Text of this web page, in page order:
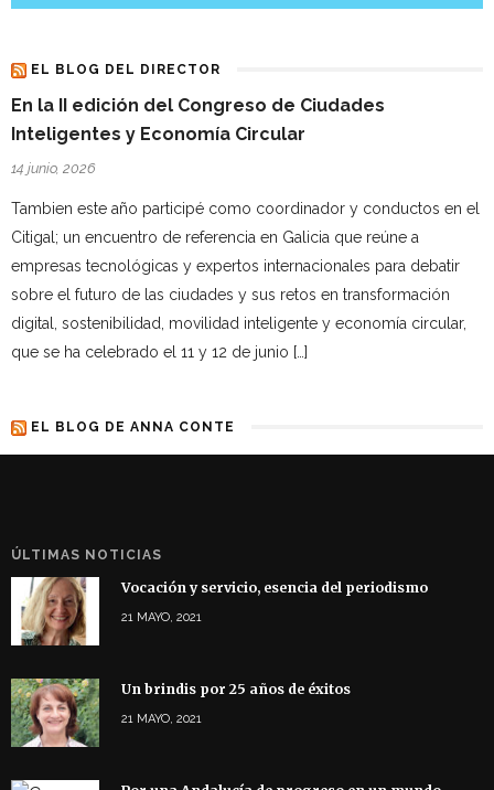
EL BLOG DEL DIRECTOR
En la II edición del Congreso de Ciudades
Inteligentes y Economía Circular
14 junio, 2026
Tambien este año participé como coordinador y conductos en el
Citigal; un encuentro de referencia en Galicia que reúne a
empresas tecnológicas y expertos internacionales para debatir
sobre el futuro de las ciudades y sus retos en transformación
digital, sostenibilidad, movilidad inteligente y economía circular,
que se ha celebrado el 11 y 12 de junio […]
EL BLOG DE ANNA CONTE
ÚLTIMAS NOTICIAS
Vocación y servicio, esencia del periodismo
21 MAYO, 2021
Un brindis por 25 años de éxitos
21 MAYO, 2021